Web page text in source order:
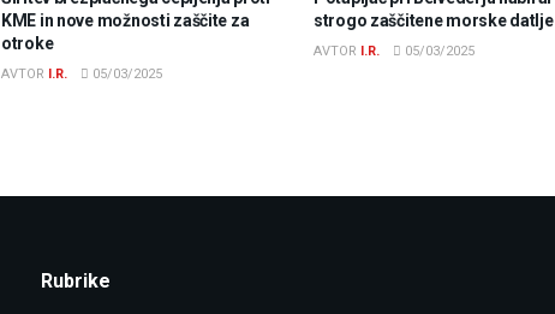
KME in nove možnosti zaščite za
otroke
AVTOR I.R. 05/03/2025
strogo zaščitene morske datlje
AVTOR I.R. 05/03/2025
Rubrike